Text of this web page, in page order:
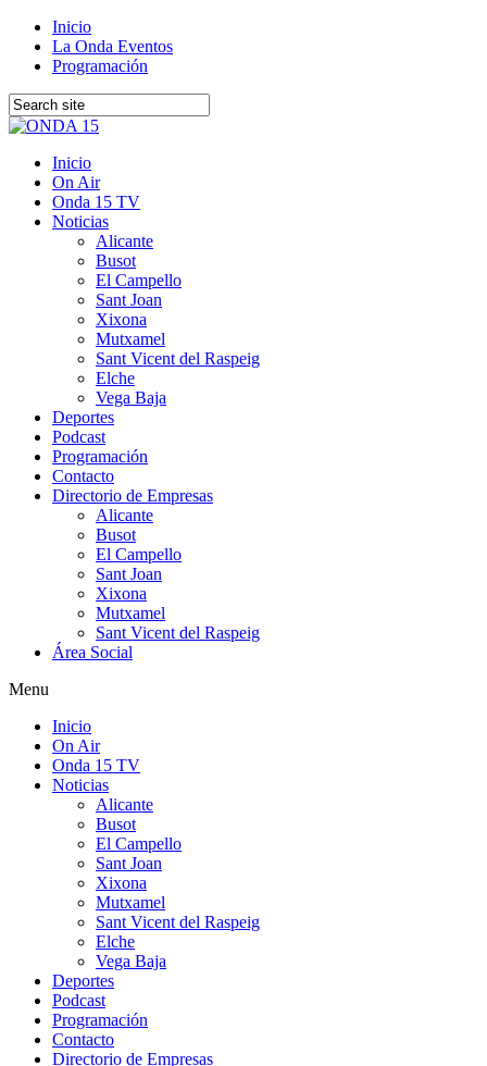
Inicio
La Onda Eventos
Programación
Inicio
On Air
Onda 15 TV
Noticias
Alicante
Busot
El Campello
Sant Joan
Xixona
Mutxamel
Sant Vicent del Raspeig
Elche
Vega Baja
Deportes
Podcast
Programación
Contacto
Directorio de Empresas
Alicante
Busot
El Campello
Sant Joan
Xixona
Mutxamel
Sant Vicent del Raspeig
Área Social
Menu
Inicio
On Air
Onda 15 TV
Noticias
Alicante
Busot
El Campello
Sant Joan
Xixona
Mutxamel
Sant Vicent del Raspeig
Elche
Vega Baja
Deportes
Podcast
Programación
Contacto
Directorio de Empresas